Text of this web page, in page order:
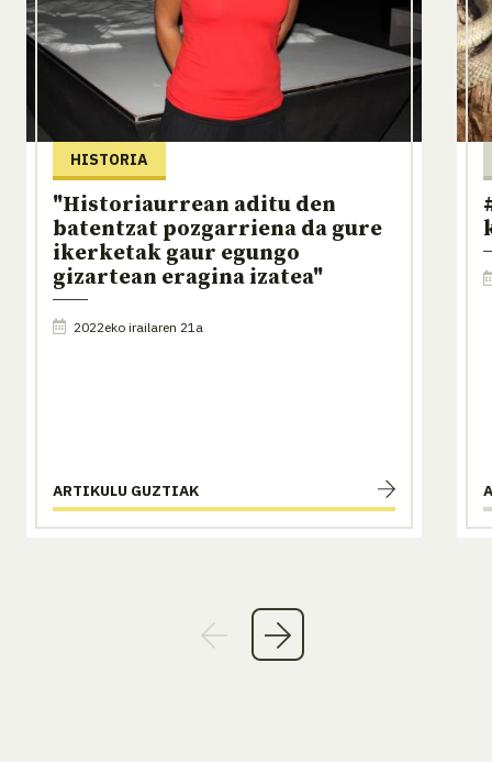
HISTORIA
"Historiaurrean aditu den
batentzat pozgarriena da gure
ikerketak gaur egungo
gizartean eragina izatea"
2022eko irailaren 21a
ARTIKULU GUZTIAK